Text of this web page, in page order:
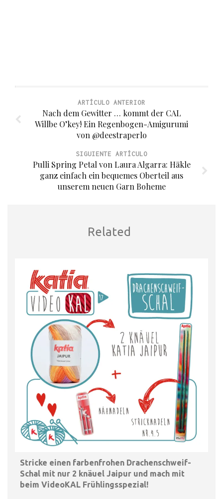
ARTÍCULO ANTERIOR
Nach dem Gewitter … kommt der CAL
Willbe O’key! Ein Regenbogen-Amigurumi
von @deestraperlo
SIGUIENTE ARTÍCULO
Pulli Spring Petal von Laura Algarra: Häkle
ganz einfach ein bequemes Oberteil aus
unserem neuen Garn Boheme
Related
Stricke einen farbenfrohen Drachenschweif-
Schal mit nur 2 knäuel Jaipur und mach mit
beim VideoKAL Frühlingsspezial!